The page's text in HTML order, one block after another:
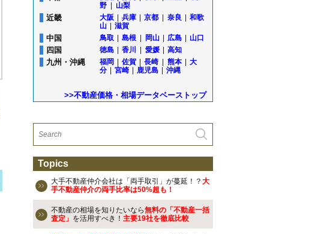
野
山梨
近畿 大阪 兵庫 京都 奈良
和歌
山
滋賀
中国 鳥取 島根 岡山 広島 山口
四国 徳島 香川 愛媛 高知
九州・沖縄 福岡 佐賀 長崎 熊本
大
分
宮崎 鹿児島 沖縄
>>不動産価格・相場データベーストップ
Topics
大手不動産仲介会社は「両手取引」が蔓延！？ 大
手不動産仲介の両手比率は50%超も！
不動産の相場を知りたいなら無料の「不動産一括
査定」 を活用すべき！ 主要19社を徹底比較